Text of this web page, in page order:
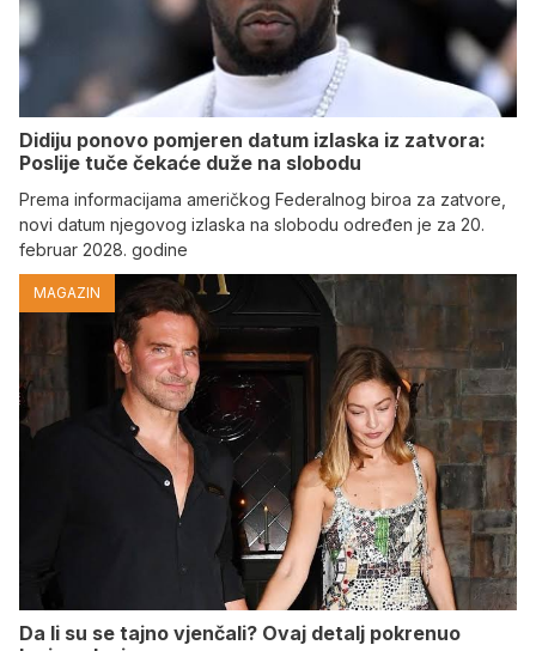
Didiju ponovo pomjeren datum izlaska iz zatvora:
Poslije tuče čekaće duže na slobodu
Prema informacijama američkog Federalnog biroa za zatvore,
novi datum njegovog izlaska na slobodu određen je za 20.
februar 2028. godine
MAGAZIN
Da li su se tajno vjenčali? Ovaj detalj pokrenuo